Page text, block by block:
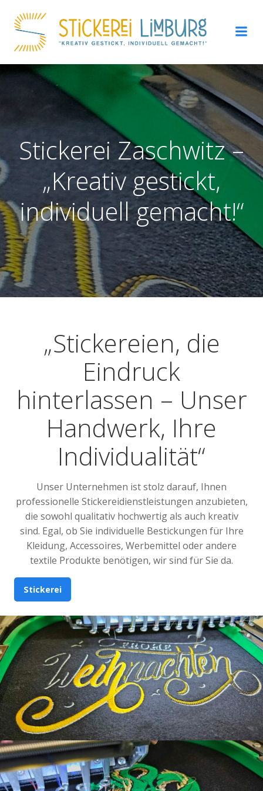
Inhalt
springen
Stickerei Zaschwitz –
„Kreativ gestickt,
individuell gemacht!“
„Stickereien, die
Eindruck
hinterlassen – Unser
Handwerk, Ihre
Individualität“
Unser Unternehmen ist stolz darauf, Ihnen
professionelle Stickereidienstleistungen anzubieten,
die sowohl qualitativ hochwertig als auch kreativ
sind. Egal, ob Sie individuelle Bestickungen für Ihre
Kleidung, Accessoires, Werbemittel oder andere
textile Produkte benötigen, wir sind für Sie da.
Stickerei